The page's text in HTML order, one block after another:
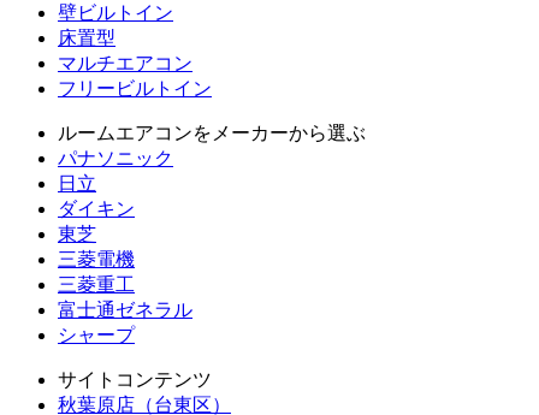
壁ビルトイン
床置型
マルチエアコン
フリービルトイン
ルームエアコンをメーカーから選ぶ
パナソニック
日立
ダイキン
東芝
三菱電機
三菱重工
富士通ゼネラル
シャープ
サイトコンテンツ
秋葉原店（台東区）